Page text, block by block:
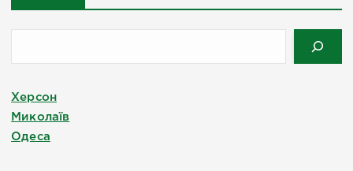
Херсон
Миколаїв
Одеса